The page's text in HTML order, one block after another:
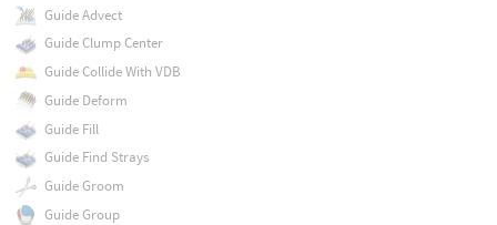
Guide Advect
Guide Clump Center
Guide Collide With VDB
Guide Deform
Guide Fill
Guide Find Strays
Guide Groom
Guide Group